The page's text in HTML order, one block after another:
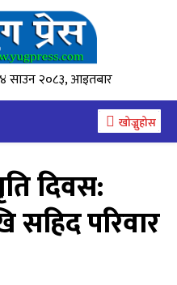
साउन २०८३, आइतबार
खोज्नुहोस
दिवस:
सहिद परिवार